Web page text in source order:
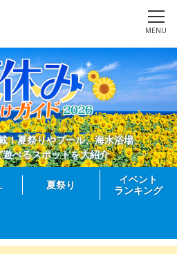
MENU
！夏祭りやプール、海水浴場、
べるスポットを大紹介
夏祭り
イベント
ランキング